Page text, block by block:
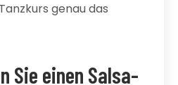
genau das
Sie einen Salsa-